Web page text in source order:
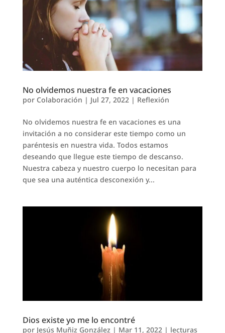
No olvidemos nuestra fe en vacaciones
por Colaboración | Jul 27, 2022| Reflexión
No olvidemos nuestra fe en vacaciones es una
invitación a no considerar este tiempo como un
paréntesis en nuestra vida. Todos estamos
deseando que llegue este tiempo de descanso.
Nuestra cabeza y nuestro cuerpo lo necesitan para
que sea una auténtica desconexión y...
Dios existe yo me lo encontré
por Jesús Muñiz González | Mar 11, 2022| lecturas